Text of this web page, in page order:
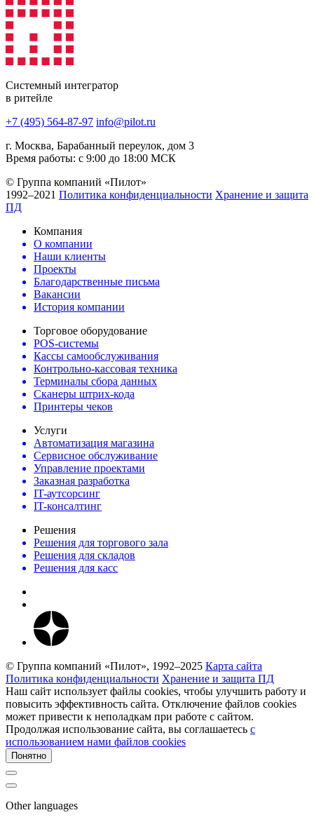
Системный интегратор
в ритейле
+7 (495) 564-87-97 info@pilot.ru
г. Москва, Барабанный переулок, дом 3
Время работы: с 9:00 до 18:00 МСК
© Группа компаний «Пилот»
1992–2021 Политика конфиденциальности Хранение и защита
ПД
Компания
О компании
Наши клиенты
Проекты
Благодарственные письма
Вакансии
История компании
Торговое оборудование
POS-системы
Кассы самообслуживания
Контрольно-кассовая техника
Терминалы сбора данных
Сканеры штрих-кода
Принтеры чеков
Услуги
Автоматизация магазина
Сервисное обслуживание
Управление проектами
Заказная разработка
IT-аутсорсинг
IT-консалтинг
Решения
Решения для торгового зала
Решения для складов
Решения для касс
© Группа компаний «Пилот», 1992–2025 Карта сайта
Политика конфиденциальности Хранение и защита ПД
Наш сайт использует файлы cookies, чтобы улучшить работу и
повысить эффективность сайта. Отключение файлов cookies
может привести к неполадкам при работе с сайтом.
Продолжая использование сайта, вы соглашаетесь c
использованием нами файлов cookies
Понятно
Other languages